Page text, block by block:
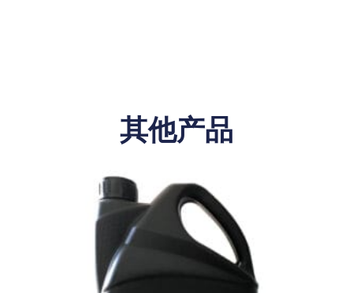
其他产品